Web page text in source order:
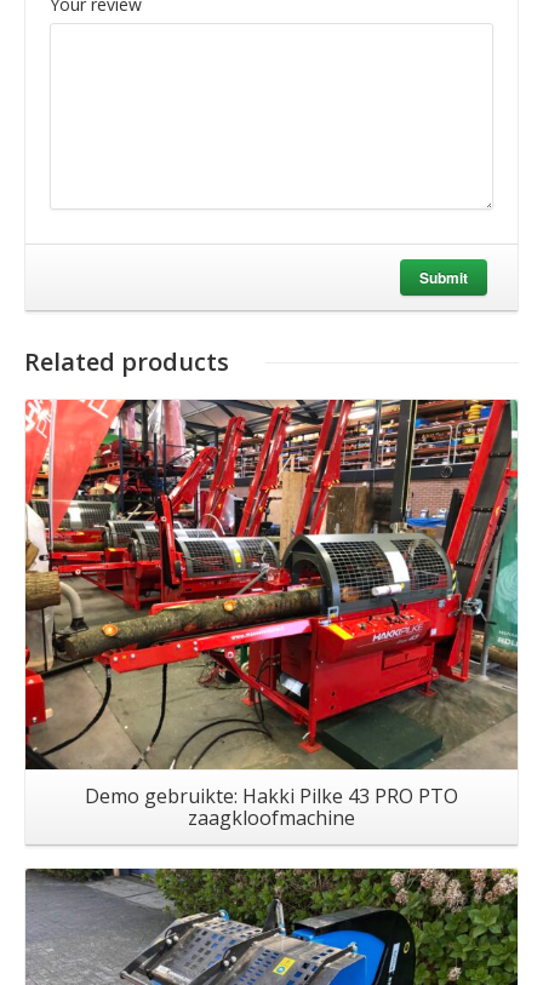
Your review
Submit
Related products
Demo gebruikte: Hakki Pilke 43 PRO PTO
zaagkloofmachine